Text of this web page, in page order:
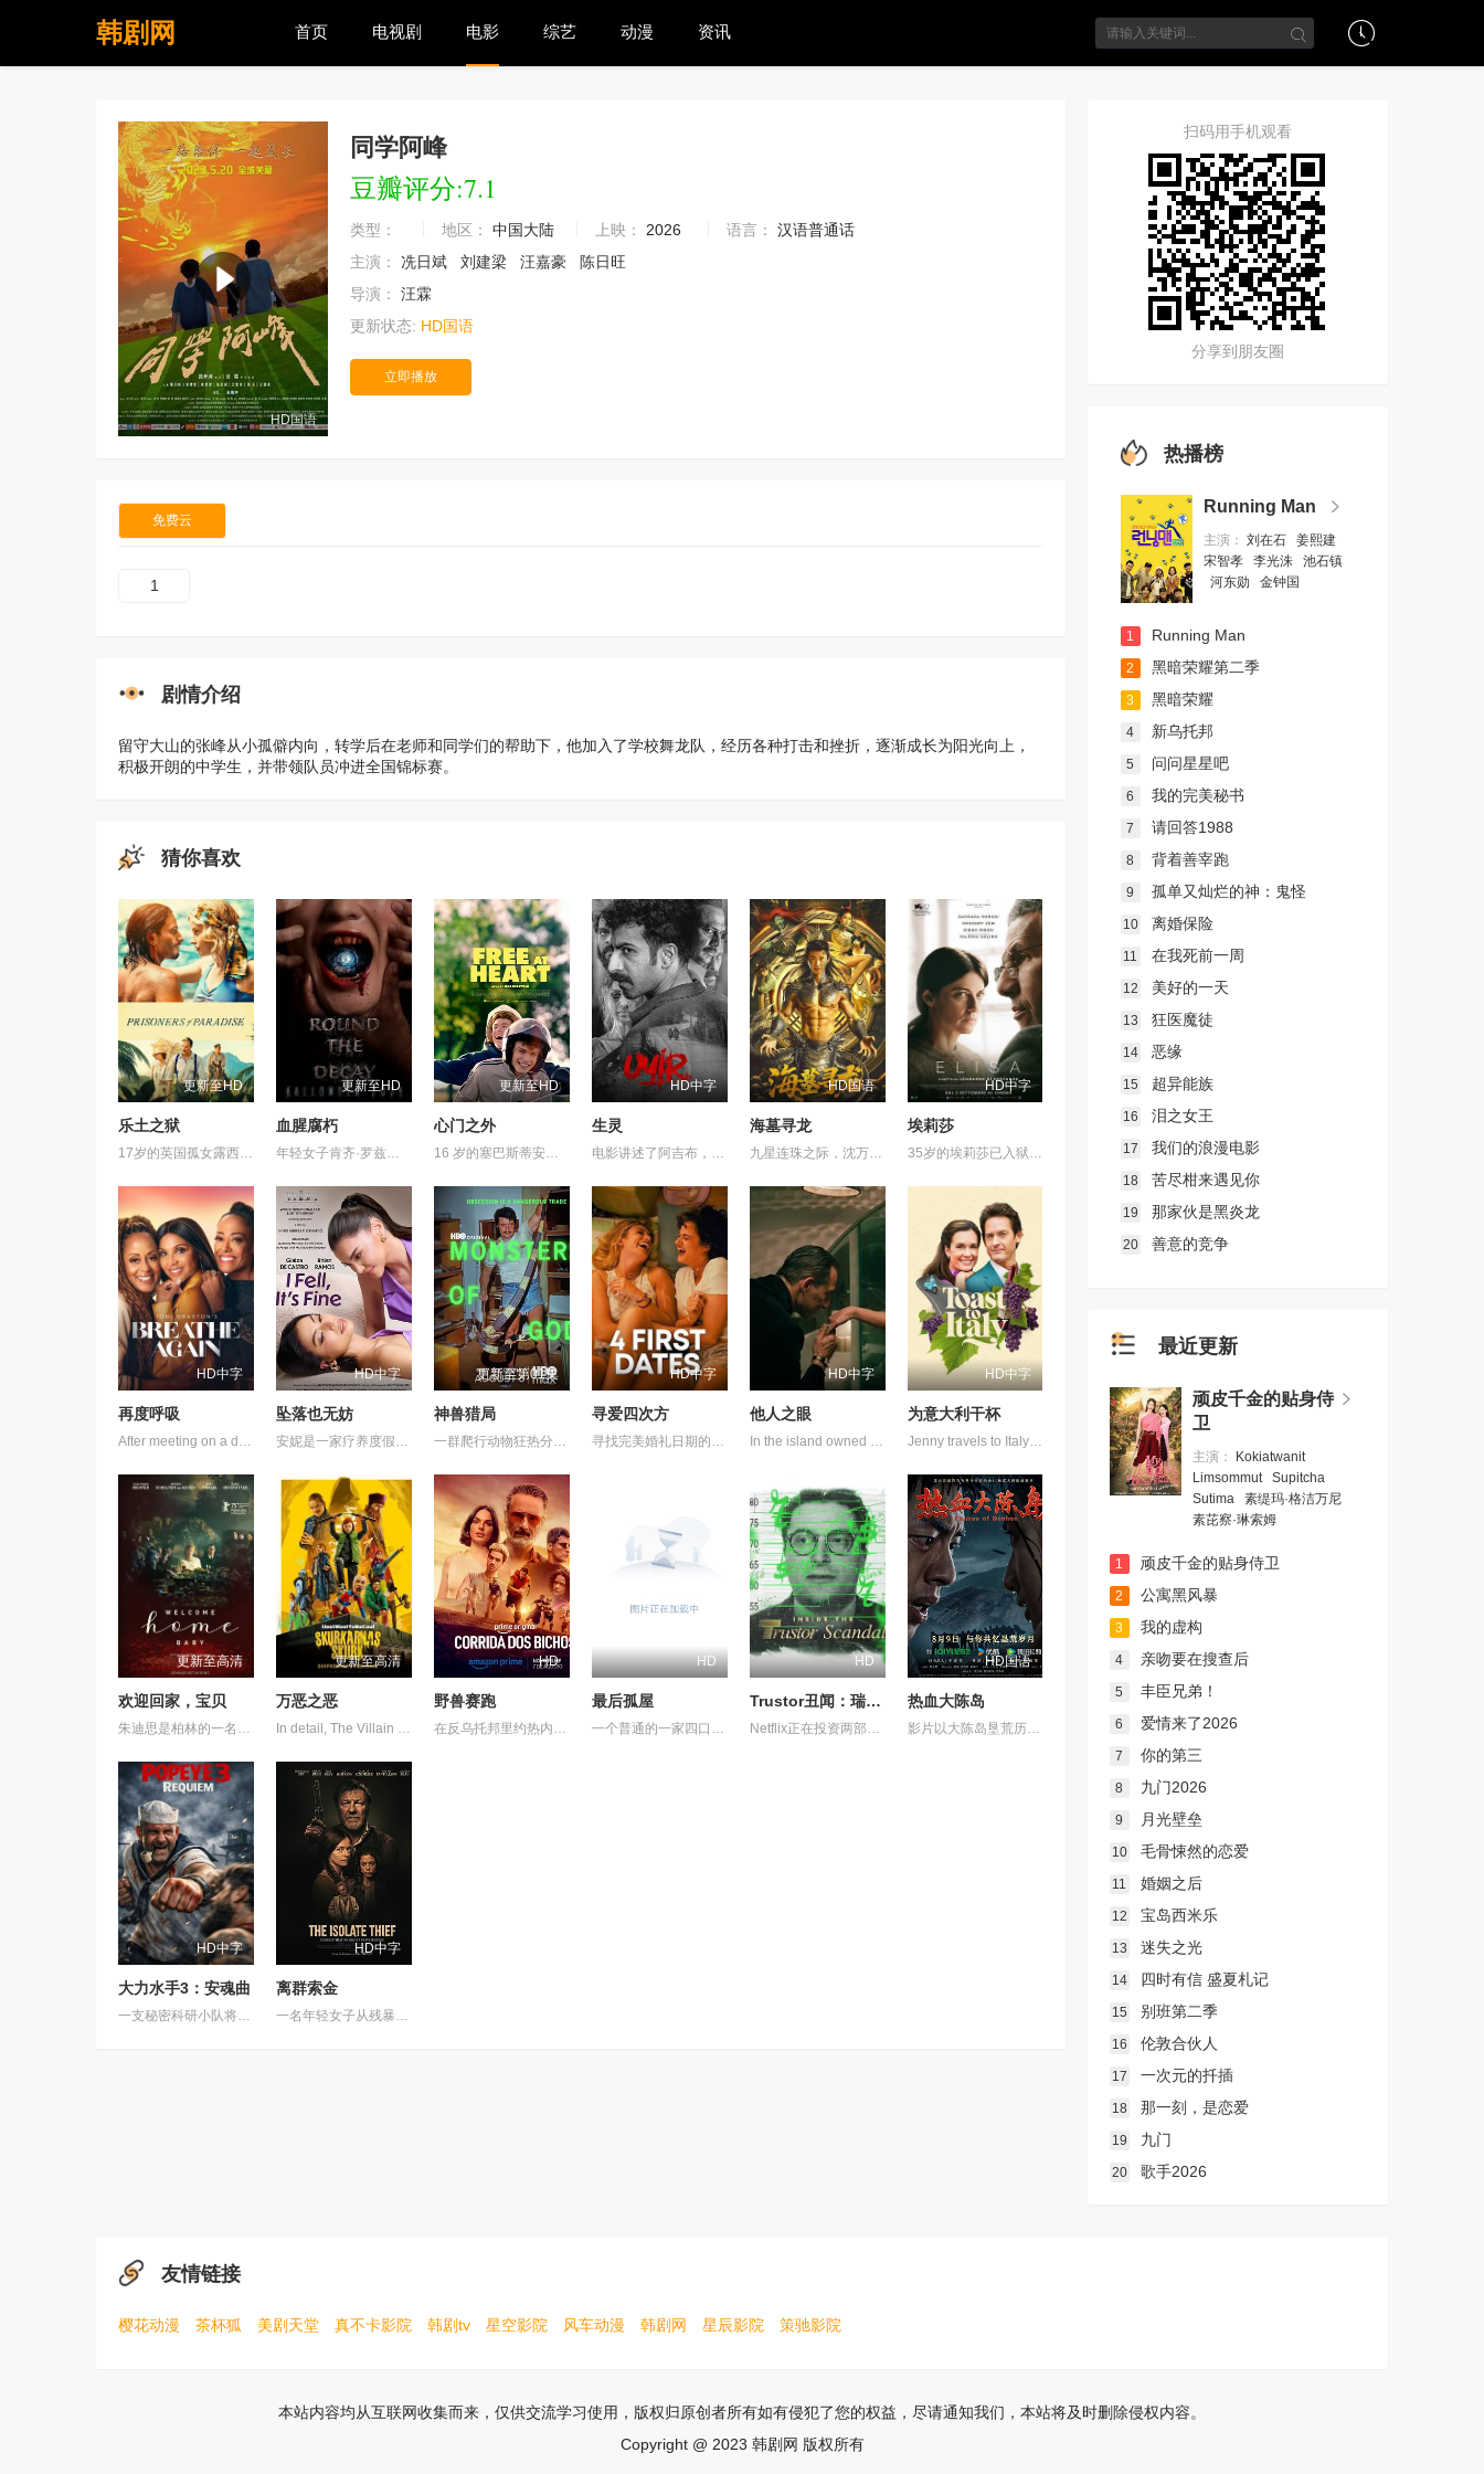
韩剧网 首页 电视剧 电影 综艺 动漫 资讯
HD国语
同学阿峰
豆瓣评分:7.1
类型： 地区： 中国大陆 上映： 2026 语言：
汉语普通话
主演：
冼日斌 刘建梁 汪嘉豪
陈日旺
导演：
汪霖
更新状态: HD国语
立即播放
免费云
1
剧情介绍
留守大山的张峰从小孤僻内向，转学后在老师和同学们的帮助下，他加入了学校舞龙队，经历各种打击和挫折，逐渐成长为阳光向上，
积极开朗的中学生，并带领队员冲进全国锦标赛。
猜你喜欢
更新至HD
乐土之狱
17岁的英国孤女露西·格拉德威尔失去双亲后，遵照遗嘱漂洋过海，来到热带海岛上的橡胶种植园，投奔担任庄园主的叔叔乔治·休顿。这片风光旖旎的乐土看似是新生的归宿，实则处处是森严的规则与无形的枷锁。叔叔的严苛控制、阶层的巨大鸿沟，让她处处感到窒息。她与当地青年克里希纳暗生情愫，这场跨越身份与种族的禁忌之恋，彻底点燃了她与整个旧秩序的对抗。
更新至HD
血腥腐朽
年轻女子肯齐·罗兹重回纽波特谷，这座沉寂的旅游小镇，是她当年婚约彻底破裂的伤心地。她本想了结过往心结，却发现平静小镇藏着一个吞噬一切的惊人秘密。诡异怪事接连爆发，她被迫深入追查，小镇深处的恐怖存在慢慢浮出水面，而她那段破碎的婚约里，也藏着和秘密紧紧绑定的隐情。
更新至HD
心门之外
16 岁的塞巴斯蒂安在小镇享受着青春时光：他最喜欢和女友在湖边喝着啤酒、抽着大麻度过夏日黄昏。直到同龄的科利亚突然以父亲已故友人之子的名义闯入他的家庭。这个男孩瞬间俘获了所有人的心，尤其是塞巴斯蒂安。随之而来的情感过山车以最强烈的力量将塞巴斯蒂安抛离日常轨道。
HD中字
生灵
电影讲述了阿吉布，一名在坎努尔地区达玛达姆警察局实习的副督察的故事，根据真实事件改编。
HD国语
海墓寻龙
九星连珠之际，沈万九海墓随岛浮现，引发各方势力觊觎。江湖侠盗天涯为查救灾粮掺假一事夜探粮仓，却遭人设计，被迫卷入纷争，于是他与苦寻失踪父亲的天海船帮帮主郑浅浅、沈家后人沈朝闻结盟，共赴烛龙岭，夺取开启海墓的钥匙——龙须。 众人驾“萤火号”闯过迷雾鬼船、鲸口滩等重重险关，终将海墓开启，得见沈家宝物——番天印。不料，这一切都是沈朝闻为得番天印之力所设之局。众人得知真相，分崩离析，正邪大战，于海墓上演。
HD中字
埃莉莎
35岁的埃莉莎已入狱十年，她因杀害姐姐并焚烧尸体被判有罪，且作案时并无明显动机。她声称对这起罪行几乎毫无记忆，仿佛在自己与过去之间拉上了一层沉默的帷幕。但当她决定与犯罪学家阿拉维会面并参与其研究后，在一场紧张而持续的对话中，记忆开始逐渐清晰。在全然接纳自身罪行的痛苦中，埃莉莎或许瞥见了走向救赎的第一步。
HD中字
再度呼吸
HD中字
坠落也无妨
更新至第01集
神兽猎局
HD中字
寻爱四次方
HD中字
他人之眼
HD中字
为意大利干杯
Jenny travels to Italy for a special bottle of wine for her sister&#39;s wedding. She meets Arrigo, also looking for the famous &quot;Love Wine&quot; and together their search leads to a love of their own.
更新至高清
欢迎回家，宝贝
朱迪思是柏林的一名急诊医生。当她从奥地利的一家人那里继承了一栋房子，而这家人正是她在童年时期被送给的收养家庭时，她踏上了揭开自己身世之谜的旅程。然而，这一探寻最终变成了一场噩梦般的探索，不仅揭开了过去的面纱，还深入到了她灵魂深处的黑暗地带。
更新至高清
万恶之恶
In detail, The Villain of Villains follows 12-year-old rebellious Stephanie, who dreams of becoming a superhero like her late mother but fails the entrance exam to the Hero School. She gets a second chance if she infiltrates the Villain School to retrieve a powerful artefact that's been stolen. At the Villain School, her loyalty is tested, and her search leads her to the Villai...
HD
野兽赛跑
在反乌托邦里约热内卢废墟中，城市被阶级斗争撕裂，人们沉迷于血腥竞技。一位抵抗运动领袖为拯救妹妹免于遭遇比死亡更惨烈的命运，被迫卷入一场暴力而高风险的竞赛。
HD
最后孤屋
一个普通的一家四口突遭诡异变故，被困在自家房屋中超过 1000 天无法出门。在资源消耗殆尽与未知神秘威胁的双重逼迫下，一家人必须想方设法联手求生，打破这间禁锢生命的困局。
HD
Trustor丑闻：瑞典金融案内幕
Netflix正在投资两部新的瑞典电影，其中包括Karin af Klintberg和Teresa Alldén关于瑞典最臭名昭著的生态犯罪之一的纪录片《Trustor》。在这里，约阿希姆·波斯纳走了出来，用他自己的话告诉了他关于信托丑闻的故事。卡琳·阿夫·克林特伯格问自己：“五个人怎么能骗了6亿，却仍然逍遥法外？”她在一份新闻稿中说：“是男人在欺骗这个系统，这是一个经典的猫捉老鼠游戏，金融部门也被骗了。无论这是一次聪明还是笨拙的抢劫，小偷都带着一个没有戴强盗面具或开一枪的宝箱逃走了。但也有受害者，我们不能忘记”。
HD国语
热血大陈岛
影片以大陈岛垦荒历史为创作底色，在尊重历史真实性的前提下，以年轻化、科技化的光影语言活化红色记忆，生动诠释了“艰苦创业、奋发图强、无私奉献、开拓创新”的大陈岛垦荒精神，斩获第五届亚洲国际青年电影展金兰奖“最佳AI影片”等两个奖项。
HD中字
大力水手3：安魂曲
一支秘密科研小队将波派囚禁在地下军事基地，试图驯化并利用他的超人类力量，将其打造成杀伤力极强的军事武器。残酷的实验不断压榨他的身体，也持续点燃着他心底的怒火。很快实验彻底失控，被狂怒彻底吞噬的波派化身无法阻挡的狂暴怪物，挣脱束缚在基地里横冲直撞，所到之处设施尽毁、伤亡惨重。随着时间不断流逝，伤亡数字持续攀升，基地里的一名科学家必须赌上一切，阻止这头失控的怪物，阻止毁灭向外蔓延。
HD中字
离群索金
一名年轻女子从残暴的亡命团伙手中劫走了一批黄金，一路逃到边境荒原深处的偏远哨站暂避。歹徒很快循着踪迹追来，迅速控制了这座孤立无援的据点，将她困在其中。致命凛冬席卷荒原，暴雪封死了所有退路，没有外援也没有退路。女子只能依靠对地形的熟悉和过人的智谋，与一众歹徒周旋博弈。在这片无人援手的荒蛮之地，活下去本身就是一场充斥着狡诈与背叛的危险游戏，而黄金，就是所有人赌上性命的筹码。
扫码用手机观看
分享到朋友圈
热播榜
Running Man
主演： 刘在石
姜熙建
宋智孝
李光洙
池石镇
河东勋
金钟国
1 Running Man
2 黑暗荣耀第二季
3 黑暗荣耀
4 新乌托邦
5 问问星星吧
6 我的完美秘书
7 请回答1988
8 背着善宰跑
9 孤单又灿烂的神：鬼怪
10 离婚保险
11 在我死前一周
12 美好的一天
13 狂医魔徒
14 恶缘
15 超异能族
16 泪之女王
17 我们的浪漫电影
18 苦尽柑来遇见你
19 那家伙是黑炎龙
20 善意的竞争
最近更新
顽皮千金的贴身侍
卫
主演：
Kokiatwanit
Limsommut Supitcha
Sutima
素缇玛·格洁万尼
素芘察·琳索姆
1 顽皮千金的贴身侍卫
2 公寓黑风暴
3 我的虚构
4 亲吻要在搜查后
5 丰臣兄弟！
6 爱情来了2026
7 你的第三
8 九门2026
9 月光壁垒
10 毛骨悚然的恋爱
11 婚姻之后
12 宝岛西米乐
13 迷失之光
14 四时有信 盛夏札记
15 别班第二季
16 伦敦合伙人
17 一次元的扦插
18 那一刻，是恋爱
19 九门
20 歌手2026
友情链接
樱花动漫 茶杯狐 美剧天堂 真不卡影院 韩剧tv 星空影院 风车动漫 韩剧网 星辰影院 策驰影院
本站内容均从互联网收集而来，仅供交流学习使用，版权归原创者所有如有侵犯了您的权益，尽请通知我们，本站将及时删除侵权内容。
Copyright @ 2023 韩剧网 版权所有